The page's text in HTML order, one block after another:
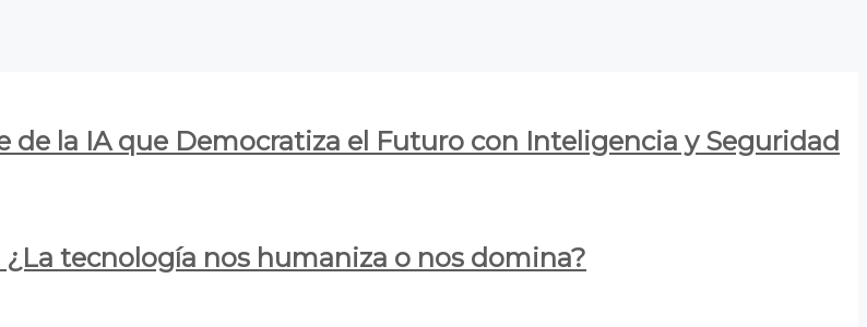
de la IA que Democratiza el Futuro con Inteligencia y Seguridad
¿La tecnología nos humaniza o nos domina?